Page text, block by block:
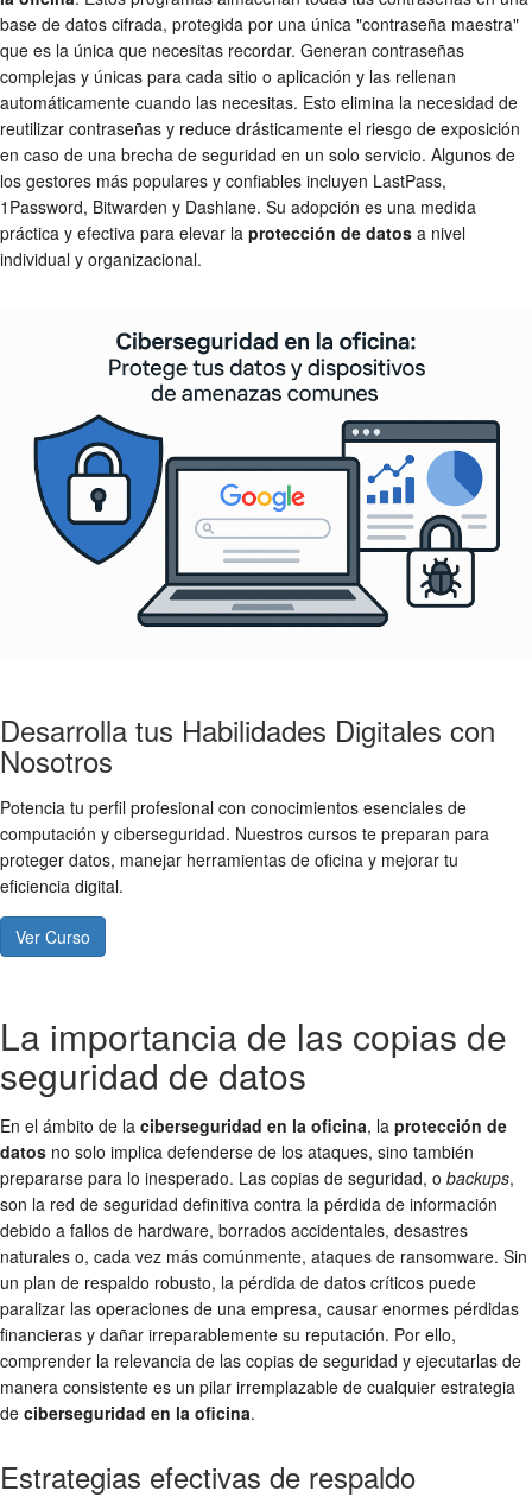
base de datos cifrada, protegida por una única "contraseña maestra"
que es la única que necesitas recordar. Generan contraseñas
complejas y únicas para cada sitio o aplicación y las rellenan
automáticamente cuando las necesitas. Esto elimina la necesidad de
reutilizar contraseñas y reduce drásticamente el riesgo de exposición
en caso de una brecha de seguridad en un solo servicio. Algunos de
los gestores más populares y confiables incluyen LastPass,
1Password, Bitwarden y Dashlane. Su adopción es una medida
práctica y efectiva para elevar la protección de datos a nivel
individual y organizacional.
Desarrolla tus Habilidades Digitales con
Nosotros
Potencia tu perfil profesional con conocimientos esenciales de
computación y ciberseguridad. Nuestros cursos te preparan para
proteger datos, manejar herramientas de oficina y mejorar tu
eficiencia digital.
Ver Curso
La importancia de las copias de
seguridad de datos
En el ámbito de la ciberseguridad en la oficina, la protección de
datos no solo implica defenderse de los ataques, sino también
prepararse para lo inesperado. Las copias de seguridad, o backups,
son la red de seguridad definitiva contra la pérdida de información
debido a fallos de hardware, borrados accidentales, desastres
naturales o, cada vez más comúnmente, ataques de ransomware. Sin
un plan de respaldo robusto, la pérdida de datos críticos puede
paralizar las operaciones de una empresa, causar enormes pérdidas
financieras y dañar irreparablemente su reputación. Por ello,
comprender la relevancia de las copias de seguridad y ejecutarlas de
manera consistente es un pilar irremplazable de cualquier estrategia
de ciberseguridad en la oficina.
Estrategias efectivas de respaldo